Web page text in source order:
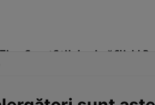
SportStil de viațăClick!